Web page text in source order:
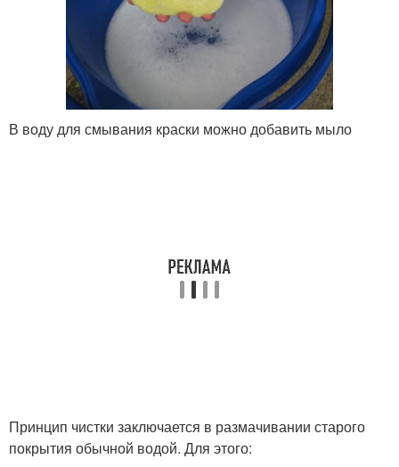
В воду для смывания краски можно добавить мыло
Принцип чистки заключается в размачивании старого
покрытия обычной водой. Для этого: